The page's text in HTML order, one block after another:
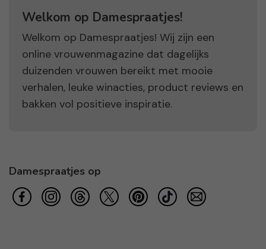
Welkom op Damespraatjes!
Welkom op Damespraatjes! Wij zijn een
online vrouwenmagazine dat dagelijks
duizenden vrouwen bereikt met mooie
verhalen, leuke winacties, product reviews en
bakken vol positieve inspiratie.
Damespraatjes op